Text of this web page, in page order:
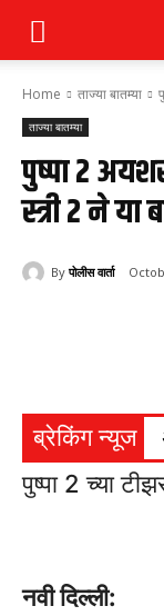
Home ताज्या बातम्या
ताज्या बातम्या
पुष्पा 2
स्त्री 2 ने या
By पोलीस वार्ता
ब्रेकिंग न्यूज
पुष्पा 2 च्या
नवी दिल्ली: